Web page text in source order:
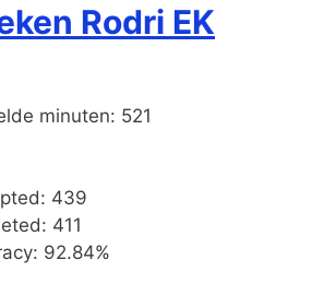
Rodri EK
minuten: 521
439
411
92.84%